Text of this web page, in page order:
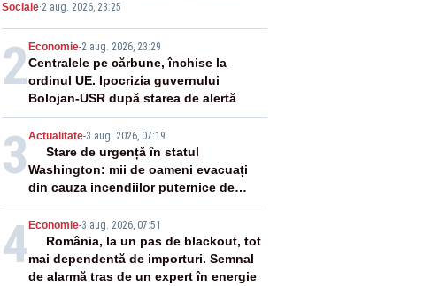
portiță?”
Sociale·2 aug. 2026, 23:25
2 Economie-2 aug. 2026, 23:29
Centralele pe cărbune, închise la
ordinul UE. Ipocrizia guvernului
Bolojan-USR după starea de alertă
3 Actualitate-3 aug. 2026, 07:19
Stare de urgență în statul
Washington: mii de oameni evacuați
din cauza incendiilor puternice de
vegetație
4 Economie-3 aug. 2026, 07:51
România, la un pas de blackout, tot
mai dependentă de importuri. Semnal
de alarmă tras de un expert în energie